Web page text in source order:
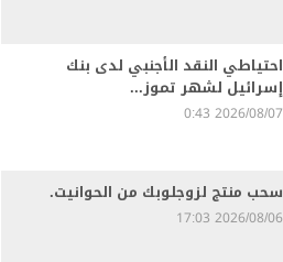
احتياطي النقد الأجنبي لدى بنك
إسرائيل لشهر تموز...
2026/08/07 0:43
سحب منتج لزوجلوبك من الحوانيت.
2026/08/06 17:03